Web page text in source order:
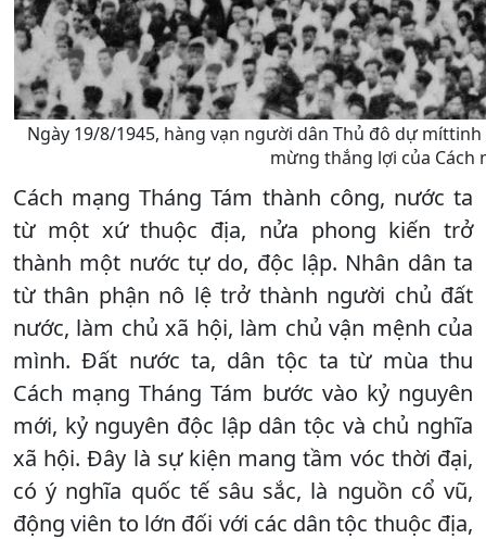
Ngày 19/8/1945, hàng vạn người dân Thủ đô dự
mừng thắng lợi của Cách
Cách mạng Tháng Tám thành công, nước ta
từ một xứ thuộc địa, nửa phong kiến trở
thành một nước tự do, độc lập. Nhân dân ta
từ thân phận nô lệ trở thành người chủ đất
nước, làm chủ xã hội, làm chủ vận mệnh của
mình. Đất nước ta, dân tộc ta từ mùa thu
Cách mạng Tháng Tám bước vào kỷ nguyên
mới, kỷ nguyên độc lập dân tộc và chủ nghĩa
xã hội. Đây là sự kiện mang tầm vóc thời đại,
có ý nghĩa quốc tế sâu sắc, là nguồn cổ vũ,
động viên to lớn đối với các dân tộc thuộc địa,